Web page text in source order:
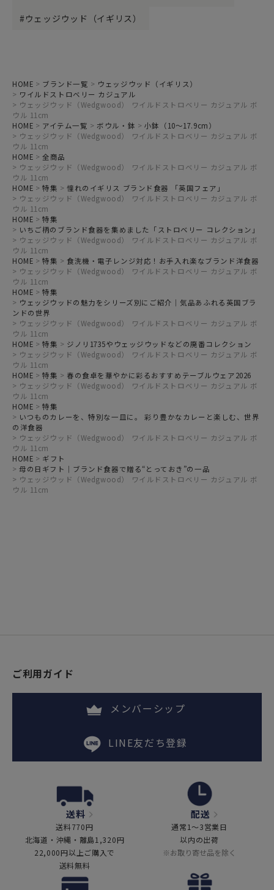
ウェッジウッド（イギリス）
HOME ブランド一覧
ウェッジウッド（イギリス）
ワイルドストロベリー カジュアル
ウェッジウッド（Wedgwood） ワイルドストロベリー カジュアル ボ
ウル 11cm
HOME
アイテム一覧 ボウル・鉢
小鉢（10～17.9cm）
ウェッジウッド（Wedgwood） ワイルドストロベリー カジュアル ボ
ウル 11cm
HOME
全商品
ウェッジウッド（Wedgwood） ワイルドストロベリー カジュアル ボ
ウル 11cm
HOME
特集
憧れのイギリス ブランド食器 「英国フェア」
ウェッジウッド（Wedgwood） ワイルドストロベリー カジュアル ボ
ウル 11cm
HOME
特集
いちご柄のブランド食器を集めました「ストロベリー コレクション」
ウェッジウッド（Wedgwood） ワイルドストロベリー カジュアル ボ
ウル 11cm
HOME
特集
食洗機・電子レンジ対応！お手入れ楽なブランド洋食器
ウェッジウッド（Wedgwood） ワイルドストロベリー カジュアル ボ
ウル 11cm
HOME
特集
ウェッジウッドの魅力をシリーズ別にご紹介｜気品あふれる英国ブラ
ンドの世界
ウェッジウッド（Wedgwood） ワイルドストロベリー カジュアル ボ
ウル 11cm
HOME
特集
ジノリ1735やウェッジウッドなどの廃番コレクション
ウェッジウッド（Wedgwood） ワイルドストロベリー カジュアル ボ
ウル 11cm
HOME
特集
春の食卓を華やかに彩るおすすめテーブルウェア2026
ウェッジウッド（Wedgwood） ワイルドストロベリー カジュアル ボ
ウル 11cm
HOME
特集
いつものカレーを、特別な一皿に。 彩り豊かなカレーと楽しむ、世界
の洋食器
ウェッジウッド（Wedgwood） ワイルドストロベリー カジュアル ボ
ウル 11cm
HOME
ギフト
母の日ギフト｜ブランド食器で贈る“とっておき”の一品
ウェッジウッド（Wedgwood） ワイルドストロベリー カジュアル ボ
ウル 11cm
ご利用ガイド
メンバーシップ
LINE友だち登録
送料
送料770円
北海道・沖縄・離島1,320円
22,000円以上ご購入で
送料無料
配送
通常1～3営業日
以内の出荷
※お取り寄せ品を除く